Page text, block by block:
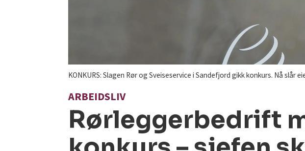
KONKURS: Slagen Rør og Sveiseservice i Sandefjord gikk konkurs. Nå slår
ARBEIDSLIV
Rørleggerbedrift